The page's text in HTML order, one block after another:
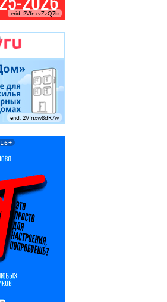
erid: 2VfnxvZzQ7b
erid: 2Vfnxw8dR7w
16+